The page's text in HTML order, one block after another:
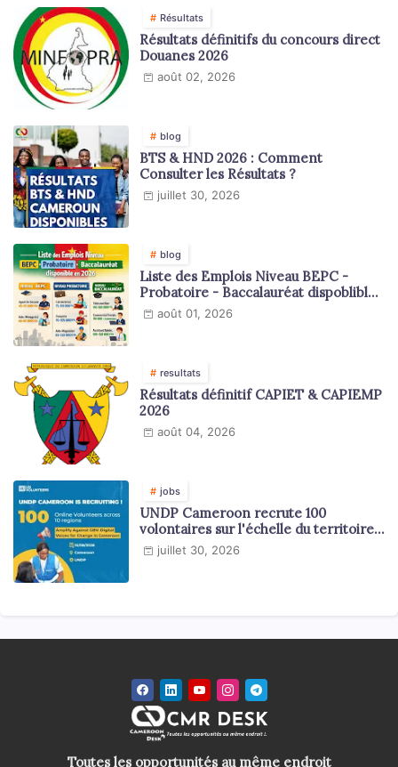
Résultats
Résultats définitifs du concours direct
Douanes 2026
août 02, 2026
blog
BTS & HND 2026 : Comment
Consulter les Résultats ?
juillet 30, 2026
blog
Liste des Emplois Niveau BEPC -
Probatoire - Baccalauréat dispoblible
en 2026
août 01, 2026
resultats
Résultats définitif CAPIET & CAPIEMP
2026
août 04, 2026
jobs
UNDP Cameroon recrute 100
volontaires sur l'échelle du territoire
national
juillet 30, 2026
Toutes les opportunités au même endroit